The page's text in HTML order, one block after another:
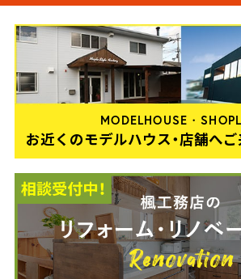
MODELHOUSE・
お近くのモデルハウス・店舗へご